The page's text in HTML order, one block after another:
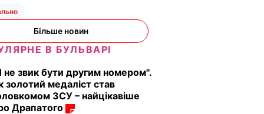
Більше новин
В БУЛЬВАРІ
не звик бути другим номером".
золотий медаліст став
ЗСУ – найцікавіше
Драпатого